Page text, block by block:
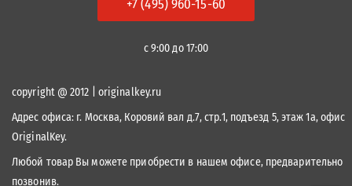
+7 (495) 960-15-60
с 9:00 до 17:00
copyright @ 2012 | originalkey.ru
Адрес офиса: г. Москва, Коровий вал д.7, стр.1, подъезд 5, этаж 1а, офис
OriginalKey.
Любой товар Вы можете приобрести в нашем офисе, предварительно
позвонив.